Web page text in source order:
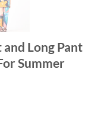
Long Pant
Summer